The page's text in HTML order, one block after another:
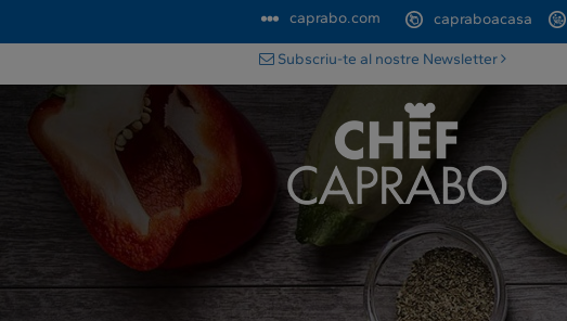
caprabo.com capraboacasa
Subscriu-te al nostre Newsletter